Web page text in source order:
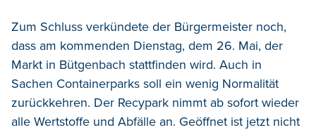
Zum Schluss verkündete der Bürgermeister noch,
dass am kommenden Dienstag, dem 26. Mai, der
Markt in Bütgenbach stattfinden wird. Auch in
Sachen Containerparks soll ein wenig Normalität
zurückkehren. Der Recypark nimmt ab sofort wieder
alle Wertstoffe und Abfälle an. Geöffnet ist jetzt nicht